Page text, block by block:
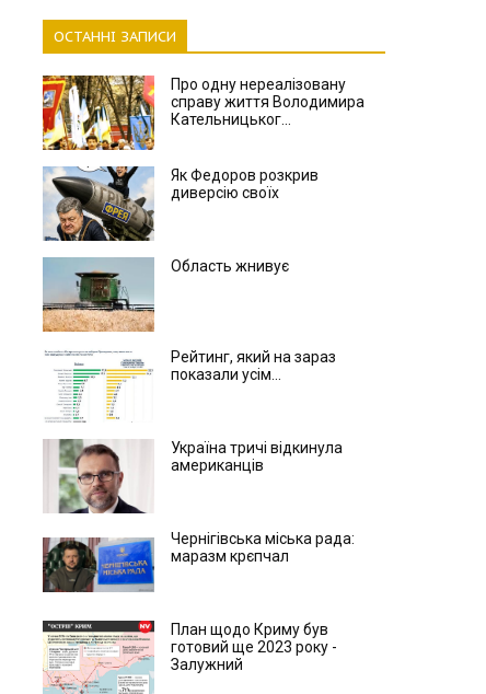
ОСТАННІ ЗАПИСИ
Про одну нереалізовану
справу життя Володимира
Кательницьког...
Як Федоров розкрив
диверсію своїх
Область жнивує
Рейтинг, який на зараз
показали усім...
Україна тричі відкинула
американців
Чернігівська міська рада:
маразм крєпчал
План щодо Криму був
готовий ще 2023 року -
Залужний